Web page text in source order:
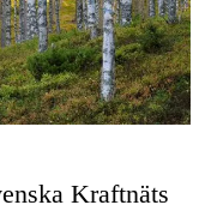
Kraftnäts